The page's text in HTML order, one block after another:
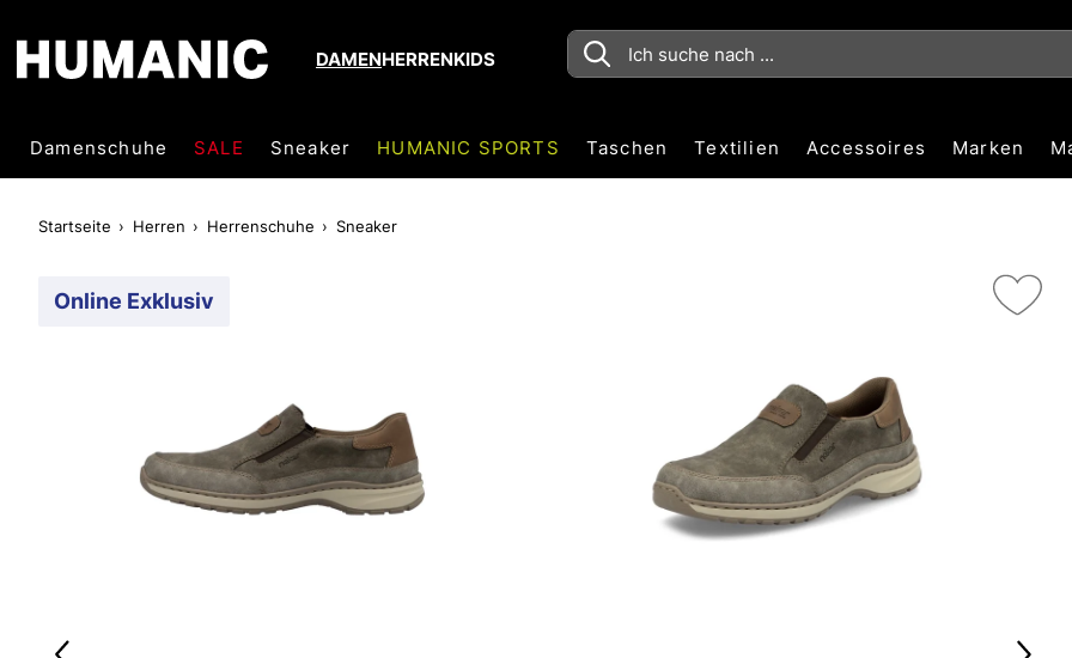
DAMENHERRENKIDS
Damenschuhe SALE Sneaker HUMANIC SPORTS Taschen Textilien Accessoires Marken
Startseite Herren Herrenschuhe Sneaker
Online Exklusiv